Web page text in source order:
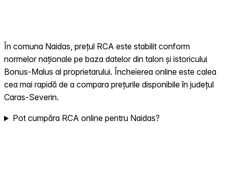
În comuna Naidas, prețul RCA este stabilit conform
normelor naționale pe baza datelor din talon și istoricului
Bonus-Malus al proprietarului. Încheierea online este calea
cea mai rapidă de a compara prețurile disponibile în județul
Caras-Severin.
Pot cumpăra RCA online pentru Naidas?